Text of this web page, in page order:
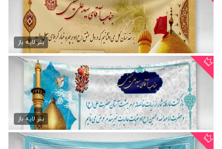
دانلود بنر لایه باز کربلا
75,000 تومان
بنر لایه باز
دانلود بنر خوش آمدگویی...
75,000 تومان
بنر لایه باز